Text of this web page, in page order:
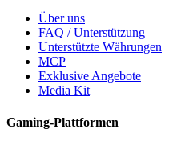
Über uns
FAQ / Unterstützung
Unterstützte Währungen
MCP
Exklusive Angebote
Media Kit
Gaming-Plattformen